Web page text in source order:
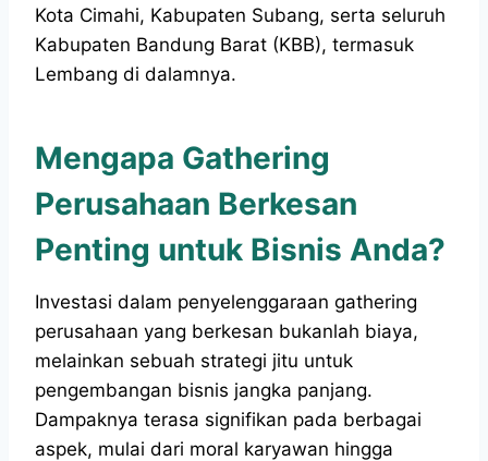
Kota Cimahi, Kabupaten Subang, serta seluruh
Kabupaten Bandung Barat (KBB), termasuk
Lembang di dalamnya.
Mengapa Gathering
Perusahaan Berkesan
Penting untuk Bisnis Anda?
Investasi dalam penyelenggaraan gathering
perusahaan yang berkesan bukanlah biaya,
melainkan sebuah strategi jitu untuk
pengembangan bisnis jangka panjang.
Dampaknya terasa signifikan pada berbagai
aspek, mulai dari moral karyawan hingga